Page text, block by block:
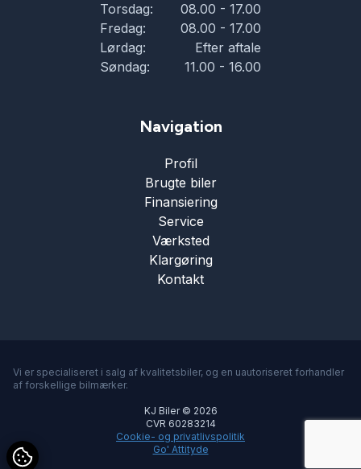
Torsdag:
08.00 - 17.00
Fredag:
08.00 - 17.00
Lørdag:
Efter aftale
Søndag:
11.00 - 16.00
Navigation
Profil
Brugte biler
Finansiering
Service
Værksted
Klargøring
Kontakt
Vi er specialiseret i salg af kvalitetsbiler, og en uautoriseret forhandler
af forskellige bilmærker.
KJ Biler © 2026
CVR 60283214
Cookie- og privatlivspolitik
Go' Attityde